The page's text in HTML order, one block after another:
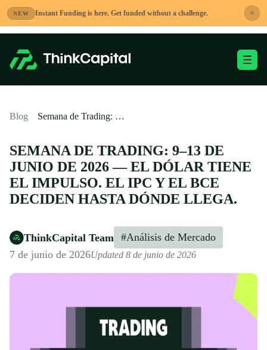
NEW Instant Funding is here. Get funded without a challenge. ×
Saltar
contenido
Alternar menú
Blog Semana de Trading: 9–13 de junio de 2026 — El dólar tiene el impulso. El IPC y el BCE deciden hasta dónde llega.
SEMANA DE TRADING: 9–13 DE
JUNIO DE 2026 — EL DÓLAR TIENE
EL IMPULSO. EL IPC Y EL BCE
DECIDEN HASTA DÓNDE LLEGA.
ThinkCapital Team
#Análisis de Mercado
7 de junio de 2026Updated 8 de junio de 2026